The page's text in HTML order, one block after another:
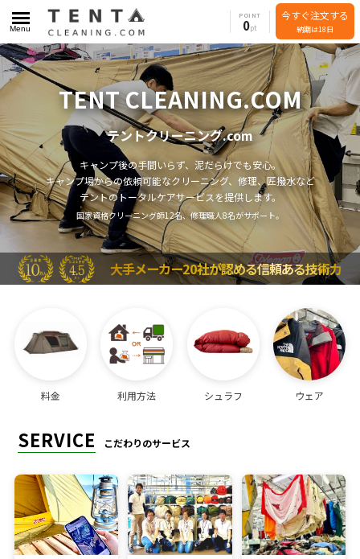
POINT
0
今すぐ注文する
納期は18日
Menu
TENT CLEANING.COM
テントクリーニング.com
キャンプ後の手間いらず、泥だらけでも安心。
キャンプ場からの依頼可能なクリーニング、修理、匠撥水など
テントのトータルケアサービスを提供します。
国家資格クリーニング師12名、修理職人8名がサポート。
大手メーカー20社が認める信頼ある技術力
料金 利用方法 シュラフ ウェア
SERVICE こだわりのサービス